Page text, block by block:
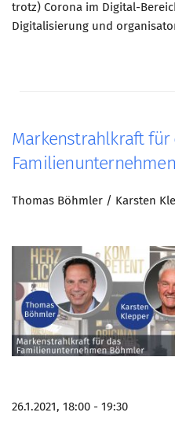
trotz) Corona im Digital-
Digitalisierung und
Markenstrahlkraft für
Thomas Böhmler / Karsten
26.1.2021, 18:00 - 19:30